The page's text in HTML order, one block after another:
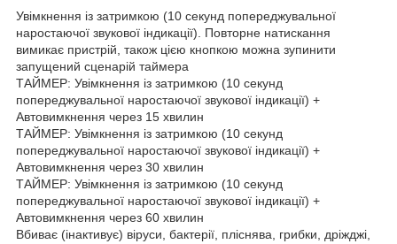
Увімкнення із затримкою (10 секунд попереджувальної
наростаючої звукової індикації). Повторне натискання
вимикає пристрій, також цією кнопкою можна зупинити
запущений сценарій таймера
ТАЙМЕР: Увімкнення із затримкою (10 секунд
попереджувальної наростаючої звукової індикації) +
Автовимкнення через 15 хвилин
ТАЙМЕР: Увімкнення із затримкою (10 секунд
попереджувальної наростаючої звукової індикації) +
Автовимкнення через 30 хвилин
ТАЙМЕР: Увімкнення із затримкою (10 секунд
попереджувальної наростаючої звукової індикації) +
Автовимкнення через 60 хвилин
Вбиває (інактивує) віруси, бактерії, пліснява, грибки, дріжджі,